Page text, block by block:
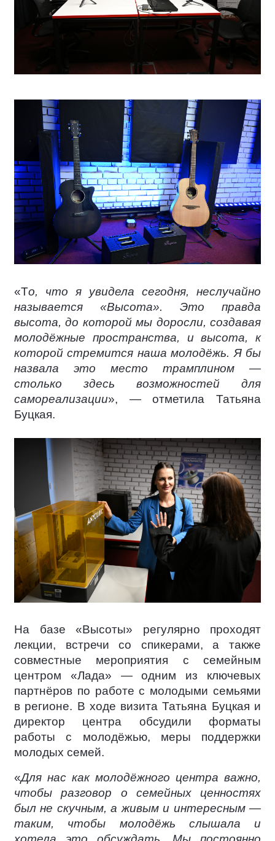
«То, что я увидела сегодня, неслучайно
называется «Высота». Это правда
высота, до которой мы доросли, создавая
молодёжные пространства, и высота, к
которой стремится наша молодёжь. Я бы
назвала это место трамплином —
столько здесь возможностей для
самореализации», — отметила Татьяна
Буцкая.
На базе «Высоты» регулярно проходят
лекции, встречи со спикерами, а также
совместные мероприятия с семейным
центром «Лада» — одним из ключевых
партнёров по работе с молодыми семьями
в регионе. В ходе визита Татьяна Буцкая и
директор центра обсудили форматы
работы с молодёжью, меры поддержки
молодых семей.
«Для нас как молодёжного центра важно,
чтобы разговор о семейных ценностях
был не скучным, а живым и интересным —
таким, чтобы молодёжь слышала и